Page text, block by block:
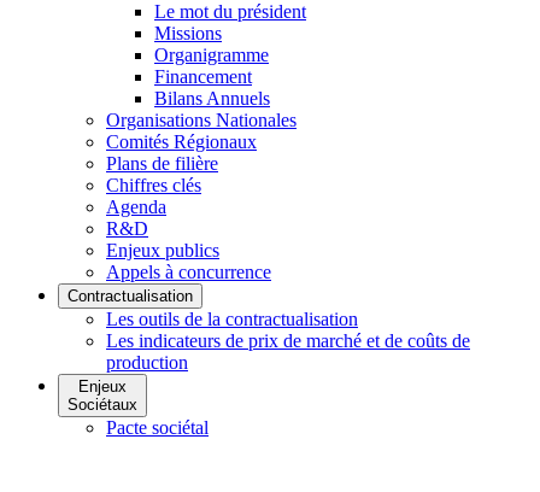
Le mot du président
Missions
Organigramme
Financement
Bilans Annuels
Organisations Nationales
Comités Régionaux
Plans de filière
Chiffres clés
Agenda
R&D
Enjeux publics
Appels à concurrence
Contractualisation
Les outils de la contractualisation
Les indicateurs de prix de marché et de coûts de
production
Enjeux
Sociétaux
Pacte sociétal